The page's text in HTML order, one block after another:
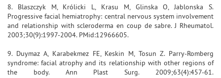
8. Blaszczyk M, Królicki L, Krasu M, Glinska O, Jablonska S.
Progressive facial hemiatrophy: central nervous system involvement
and relationship with scleroderma en coup de sabre. J Rheumatol.
2003;30(9):1997-2004. PMid:12966605.
9. Duymaz A, Karabekmez FE, Keskin M, Tosun Z. Parry-Romberg
syndrome: facial atrophy and its relationship with other regions of
the body. Ann Plast Surg. 2009;63(4):457-61.